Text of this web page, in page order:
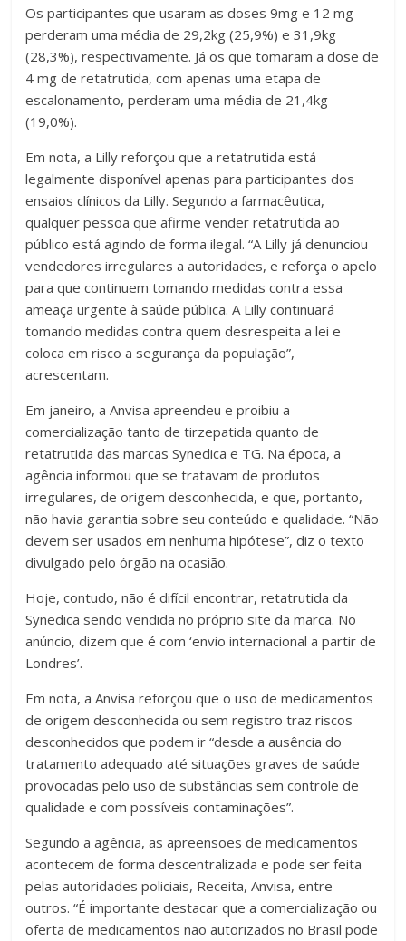
Os participantes que usaram as doses 9mg e 12 mg
perderam uma média de 29,2kg (25,9%) e 31,9kg
(28,3%), respectivamente. Já os que tomaram a dose de
4 mg de retatrutida, com apenas uma etapa de
escalonamento, perderam uma média de 21,4kg
(19,0%).
Em nota, a Lilly reforçou que a retatrutida está
legalmente disponível apenas para participantes dos
ensaios clínicos da Lilly. Segundo a farmacêutica,
qualquer pessoa que afirme vender retatrutida ao
público está agindo de forma ilegal. “A Lilly já denunciou
vendedores irregulares a autoridades, e reforça o apelo
para que continuem tomando medidas contra essa
ameaça urgente à saúde pública. A Lilly continuará
tomando medidas contra quem desrespeita a lei e
coloca em risco a segurança da população”,
acrescentam.
Em janeiro, a Anvisa apreendeu e proibiu a
comercialização tanto de tirzepatida quanto de
retatrutida das marcas Synedica e TG. Na época, a
agência informou que se tratavam de produtos
irregulares, de origem desconhecida, e que, portanto,
não havia garantia sobre seu conteúdo e qualidade. “Não
devem ser usados em nenhuma hipótese”, diz o texto
divulgado pelo órgão na ocasião.
Hoje, contudo, não é difícil encontrar, retatrutida da
Synedica sendo vendida no próprio site da marca. No
anúncio, dizem que é com ‘envio internacional a partir de
Londres’.
Em nota, a Anvisa reforçou que o uso de medicamentos
de origem desconhecida ou sem registro traz riscos
desconhecidos que podem ir “desde a ausência do
tratamento adequado até situações graves de saúde
provocadas pelo uso de substâncias sem controle de
qualidade e com possíveis contaminações”.
Segundo a agência, as apreensões de medicamentos
acontecem de forma descentralizada e pode ser feita
pelas autoridades policiais, Receita, Anvisa, entre
outros. “É importante destacar que a comercialização ou
oferta de medicamentos não autorizados no Brasil pode